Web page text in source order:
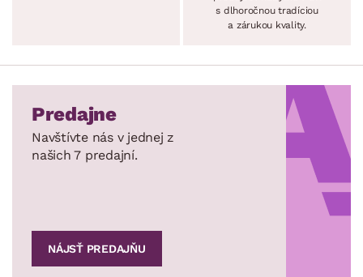
s dlhoročnou tradíciou
a zárukou kvality.
Predajne
Navštívte nás v jednej z
našich 7 predajní.
NÁJSŤ PREDAJŇU